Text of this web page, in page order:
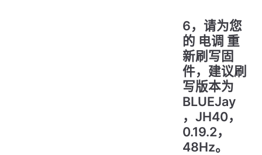
6，请为您
的 电调 重
新刷写固
件，建议刷
写版本为
BLUEJay
，JH40，
0.19.2，
48Hz。